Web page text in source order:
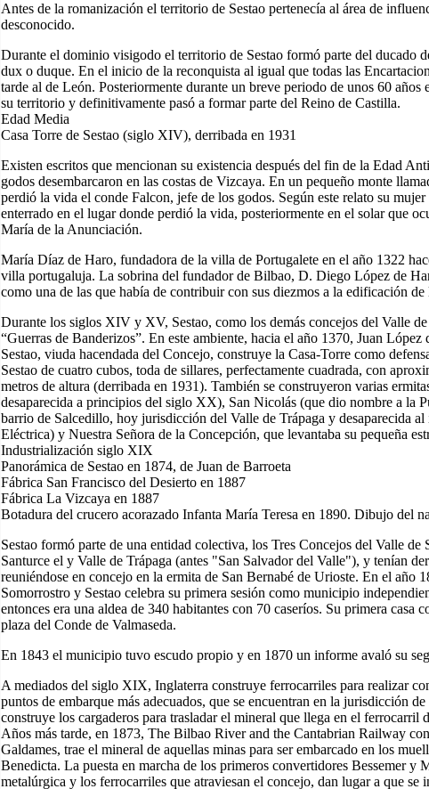
Antes de la romanización el territorio de Sestao pertenecía al área de
desconocido.
Durante el dominio visigodo el territorio de Sestao formó parte del ducado
dux o duque. En el inicio de la reconquista al igual que todas las
tarde al de León. Posteriormente durante un breve periodo de unos 60
su territorio y definitivamente pasó a formar parte del Reino de Castilla.
Edad Media
Casa Torre de Sestao (siglo XIV), derribada en 1931
Existen escritos que mencionan su existencia después del fin de la Edad
godos desembarcaron en las costas de Vizcaya. En un pequeño monte
perdió la vida el conde Falcon, jefe de los godos. Según este relato su
enterrado en el lugar donde perdió la vida, posteriormente en el solar que
María de la Anunciación.
María Díaz de Haro, fundadora de la villa de Portugalete en el año 1322
villa portugaluja. La sobrina del fundador de Bilbao, D. Diego López de
como una de las que había de contribuir con sus diezmos a la edificación
Durante los siglos XIV y XV, Sestao, como los demás concejos del Valle
“Guerras de Banderizos”. En este ambiente, hacia el año 1370, Juan López
Sestao, viuda hacendada del Concejo, construye la Casa-Torre como
Sestao de cuatro cubos, toda de sillares, perfectamente cuadrada, con
metros de altura (derribada en 1931). También se construyeron varias
desaparecida a principios del siglo XX), San Nicolás (que dio nombre a la
barrio de Salcedillo, hoy jurisdicción del Valle de Trápaga y desaparecida al
Eléctrica) y Nuestra Señora de la Concepción, que levantaba su pequeña
Industrialización siglo XIX
Panorámica de Sestao en 1874, de Juan de Barroeta
Fábrica San Francisco del Desierto en 1887
Fábrica La Vizcaya en 1887
Botadura del crucero acorazado Infanta María Teresa en 1890. Dibujo del
Sestao formó parte de una entidad colectiva, los Tres Concejos del Valle
Santurce el y Valle de Trápaga (antes "San Salvador del Valle"), y tenían
reuniéndose en concejo en la ermita de San Bernabé de Urioste. En el año
Somorrostro y Sestao celebra su primera sesión como municipio
entonces era una aldea de 340 habitantes con 70 caseríos. Su primera casa
plaza del Conde de Valmaseda.
En 1843 el municipio tuvo escudo propio y en 1870 un informe avaló su
A mediados del siglo XIX, Inglaterra construye ferrocarriles para realizar
puntos de embarque más adecuados, que se encuentran en la jurisdicción
construye los cargaderos para trasladar el mineral que llega en el ferrocarril
Años más tarde, en 1873, The Bilbao River and the Cantabrian Railway
Galdames, trae el mineral de aquellas minas para ser embarcado en los
Benedicta. La puesta en marcha de los primeros convertidores Bessemer y
metalúrgica y los ferrocarriles que atraviesan el concejo, dan lugar a que